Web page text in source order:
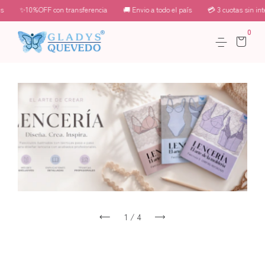
✨10%OFF con transferencia 🚚 Envio a todo el país 💳 3 cuotas sin interés
0
1 / 4